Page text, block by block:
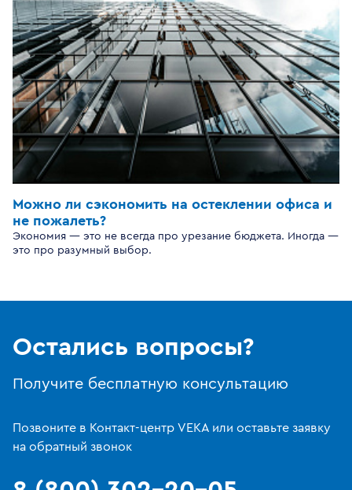
Можно ли сэкономить на остеклении офиса и
не пожалеть?
Экономия — это не всегда про урезание бюджета. Иногда —
это про разумный выбор.
Остались вопросы?
Получите бесплатную консультацию
Позвоните в Контакт-центр VEKA или оставьте заявку
на обратный звонок